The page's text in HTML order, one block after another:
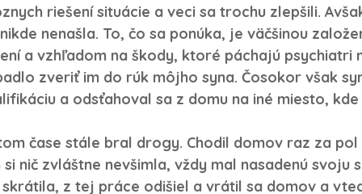
riešení situácie a veci sa trochu zlepšili.
nenašla. To, čo sa ponúka, je väčšinou
a vzhľadom na škody, ktoré páchajú psychiatri
zveriť im do rúk môjho syna. Čosokor však
a odsťahoval sa z domu na iné miesto,
čase stále bral drogy. Chodil domov raz za
nič zvláštne nevšimla, vždy mal nasadenú svoju
z tej práce odišiel a vrátil sa domov a